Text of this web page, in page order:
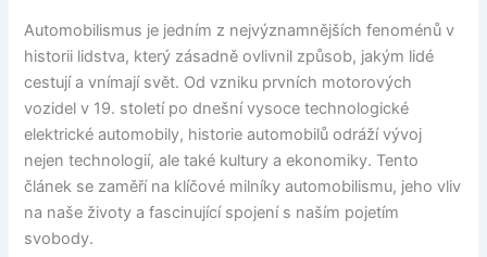
Automobilismus je jedním z nejvýznamnějších fenoménů v
historii lidstva, který zásadně ovlivnil způsob, jakým lidé
cestují a vnímají svět. Od vzniku prvních motorových
vozidel v 19. století po dnešní vysoce technologické
elektrické automobily, historie automobilů odráží vývoj
nejen technologií, ale také kultury a ekonomiky. Tento
článek se zaměří na klíčové milníky automobilismu, jeho vliv
na naše životy a fascinující spojení s naším pojetím
svobody.